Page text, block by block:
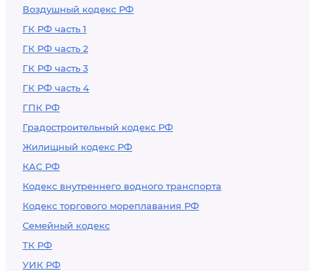
Воздушный кодекс РФ
ГК РФ часть 1
ГК РФ часть 2
ГК РФ часть 3
ГК РФ часть 4
ГПК РФ
Градостроительный кодекс РФ
Жилищный кодекс РФ
КАС РФ
Кодекс внутреннего водного транспорта
Кодекс торгового мореплавания РФ
Семейный кодекс
ТК РФ
УИК РФ